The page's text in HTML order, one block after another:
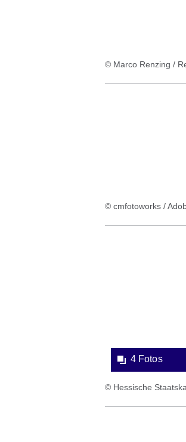
© Marco Renzing /
© cmfotoworks /
4 Fotos
© Hessische